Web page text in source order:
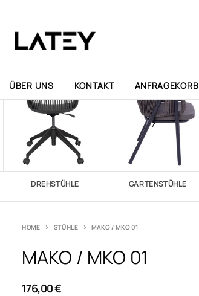
ÜBER UNS KONTAKT ANFRAGEKORB
DREHSTÜHLE GARTENSTÜHLE
HOME STÜHLE MAKO / MKO 01
MAKO / MKO 01
176,00€